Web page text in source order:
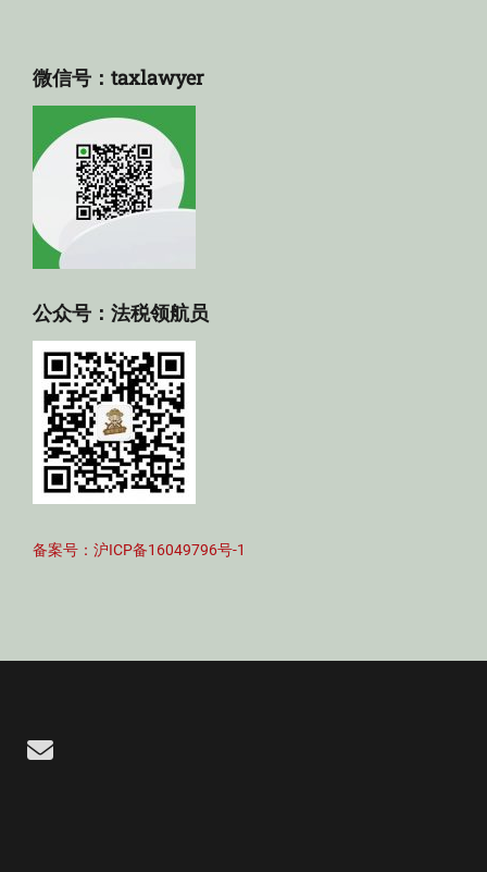
微信号：taxlawyer
公众号：法税领航员
备案号：沪ICP备16049796号-1
Email